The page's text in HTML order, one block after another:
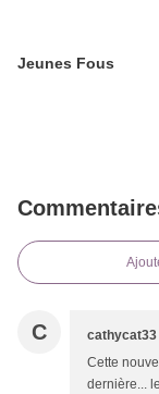
Jeunes Fous
C cathycat33
Cette
dernière...